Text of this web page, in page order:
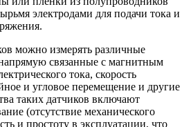
электродами для подачи тока и
можно измерять различные
связанные с магнитным
тока, скорость
и угловое перемещение и другие
таких датчиков включают
(отсутствие механического
и простоту в эксплуатации, что